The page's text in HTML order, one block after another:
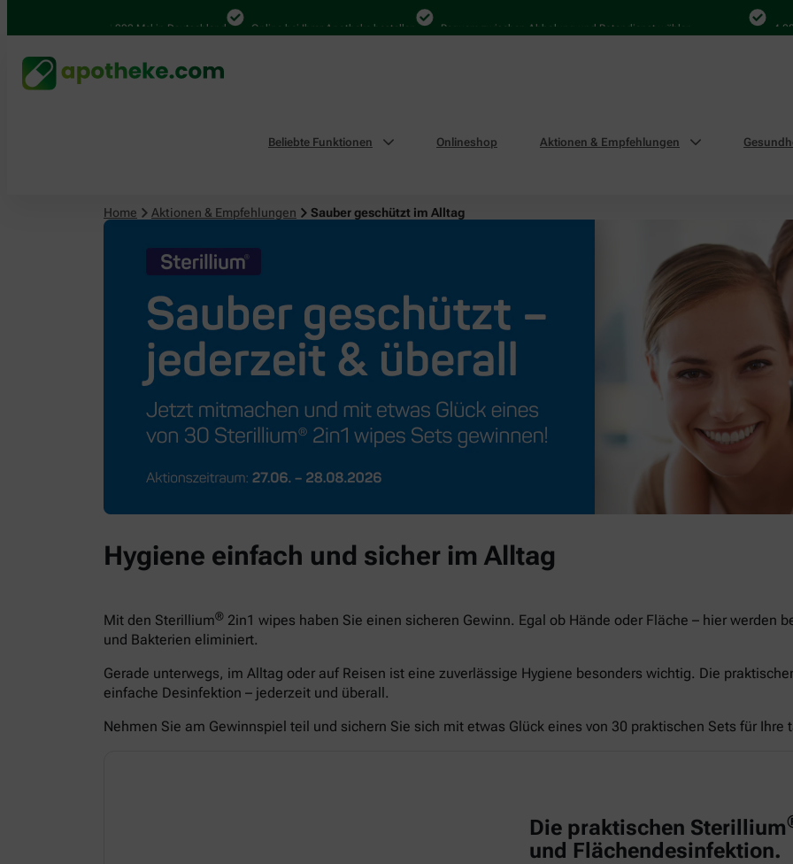
4.000 Mal in Deutschland Online bei Ihrer Apotheke bestellen Bequem zwischen Abholung und Botendienst wählen 4.000
Beliebte Funktionen Onlineshop Aktionen & Empfehlungen
Home Aktionen & Empfehlungen Sauber geschützt im Alltag
Hygiene einfach und sicher im Alltag
Mit den Sterillium® 2in1 wipes haben Sie einen sicheren Gewinn. Egal ob Hände oder Fläche – hier werden
und Bakterien eliminiert.
Gerade unterwegs, im Alltag oder auf Reisen ist eine zuverlässige Hygiene besonders wichtig. Die
einfache Desinfektion – jederzeit und überall.
Nehmen Sie am Gewinnspiel teil und sichern Sie sich mit etwas Glück eines von 30 praktischen Sets für Ihre
Die praktischen Sterillium
und Flächendesinfektion.